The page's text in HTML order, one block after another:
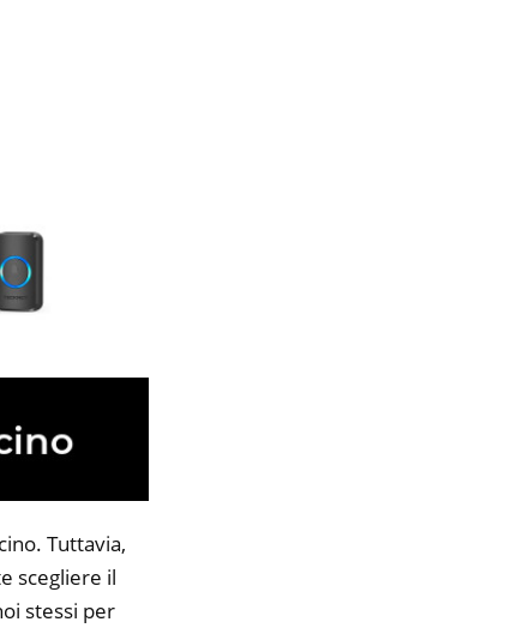
Tuttavia,
scegliere il
stessi per